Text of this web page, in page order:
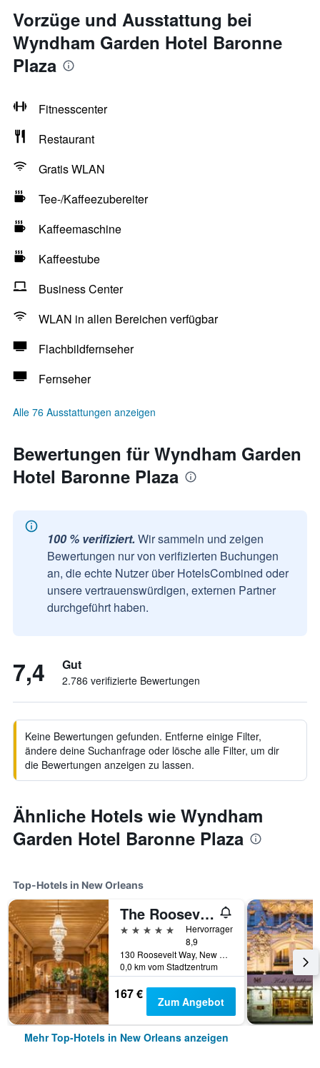
Vorzüge und Ausstattung bei
Wyndham Garden Hotel Baronne
Plaza
Fitnesscenter
Restaurant
Gratis WLAN
Tee-/Kaffeezubereiter
Kaffeemaschine
Kaffeestube
Business Center
WLAN in allen Bereichen verfügbar
Flachbildfernseher
Fernseher
Alle 76 Ausstattungen anzeigen
Bewertungen für Wyndham Garden
Hotel Baronne Plaza
100 % verifiziert. Wir sammeln und zeigen
Bewertungen nur von verifizierten Buchungen
an, die echte Nutzer über HotelsCombined oder
unsere vertrauenswürdigen, externen Partner
durchgeführt haben.
7,4 Gut
2.786 verifizierte Bewertungen
Keine Bewertungen gefunden. Entferne einige Filter,
ändere deine Suchanfrage oder lösche alle Filter, um dir
die Bewertungen anzeigen zu lassen.
Ähnliche Hotels wie Wyndham
Garden Hotel Baronne Plaza
Top-Hotels in New Orleans
The Roosevelt New Orleans, A Waldorf Astoria Hotel
5 Sterne
Hervorragend
8,9
130 Roosevelt Way, New Orleans, LA, USA
0,0 km vom Stadtzentrum
167 € Zum Angebot
Mehr Top-Hotels in New Orleans anzeigen